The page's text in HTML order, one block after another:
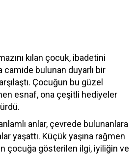
kılan çocuk, ibadetini
camide bulunan duyarlı bir
Çocuğun bu güzel
esnaf, ona çeşitli hediyeler
anlar, çevrede bulunanlara
yaşattı. Küçük yaşına rağmen
çocuğa gösterilen ilgi, iyiliğin ve